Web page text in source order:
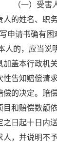
一）受害
人的姓名、
确有困难
的，应当
盖本行政机
性告知赔
的决定。赔
目和赔偿数
之日起十日
人，并说